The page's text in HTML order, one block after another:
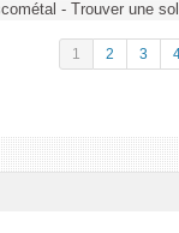
- Trouver une
1 2 3